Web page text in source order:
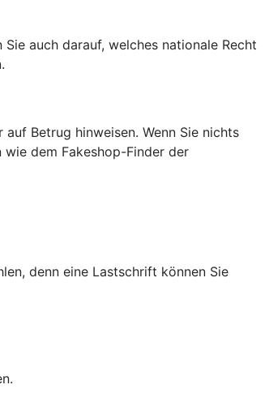
auch darauf, welches nationale Recht
Betrug hinweisen. Wenn Sie nichts
dem Fakeshop-Finder der
denn eine Lastschrift können Sie